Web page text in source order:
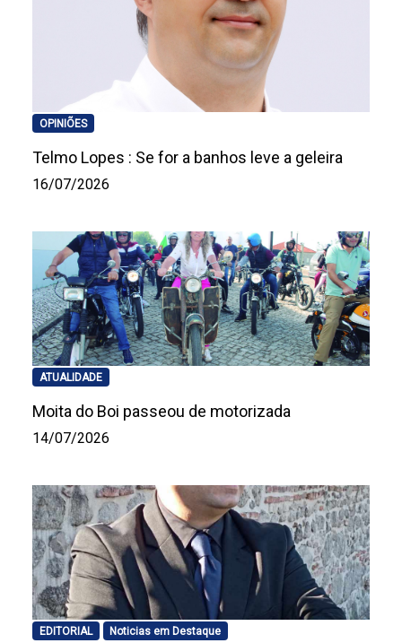
OPINIÕES
Telmo Lopes : Se for a banhos leve a geleira
16/07/2026
ATUALIDADE
Moita do Boi passeou de motorizada
14/07/2026
EDITORIAL Noticias em Destaque